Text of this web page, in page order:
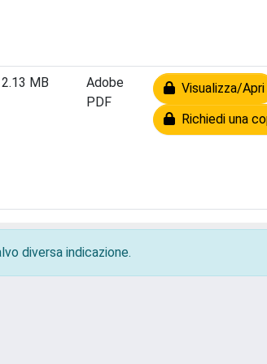
2.13 MB
Adobe
PDF
Visualizza/Apri
Richiedi una
diversa indicazione.